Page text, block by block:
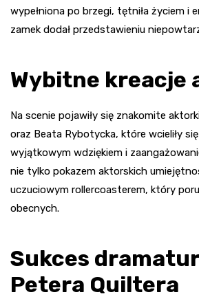
wypełniona po brzegi, tętniła życiem i
zamek dodał przedstawieniu
Wybitne kreacje
Na scenie pojawiły się znakomite
oraz Beata Rybotycka, które wcieliły
wyjątkowym wdziękiem i
nie tylko pokazem aktorskich
uczuciowym rollercoasterem, który
obecnych.
Sukces
Petera Quiltera